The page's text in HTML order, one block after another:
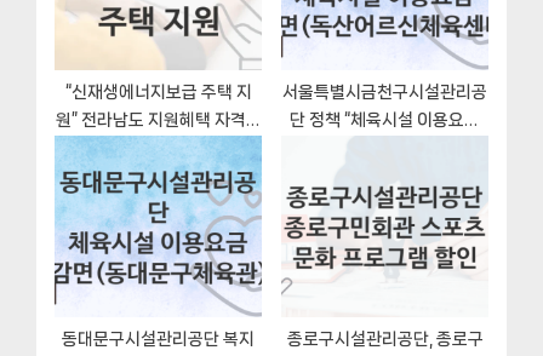
“신재생에너지보급 주택 지
원” 전라남도 지원혜택 자격조
건과 구비서류
서울특별시금천구시설관리공
단 정책 “체육시설 이용요금
서비스 관리부서 – 신청 자격
조건과 신청방법
동대문구시설관리공단 복지
종로구시설관리공단, 종로구